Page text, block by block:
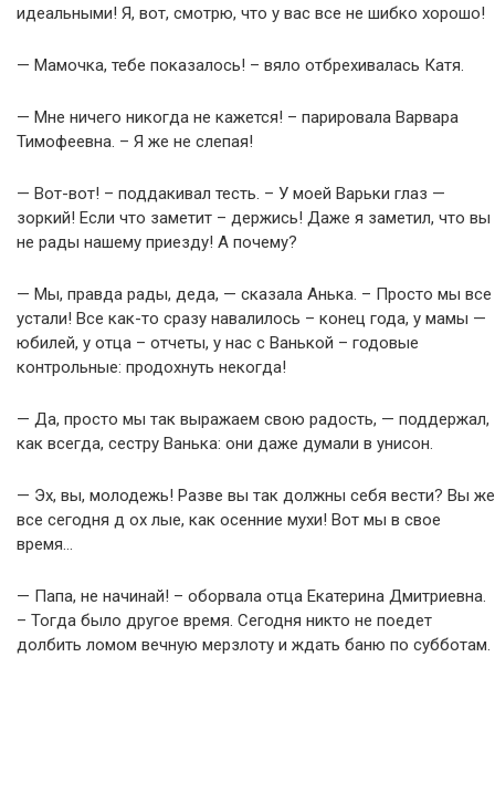
идеальными! Я, вот, смотрю, что у вас все не шибко хорошо!
— Мамочка, тебе показалось! – вяло отбрехивалась Катя.
— Мне ничего никогда не кажется! – парировала Варвара
Тимофеевна. – Я же не слепая!
— Вот-вот! – поддакивал тесть. – У моей Варьки глаз —
зоркий! Если что заметит – держись! Даже я заметил, что вы
не рады нашему приезду! А почему?
— Мы, правда рады, деда, — сказала Анька. – Просто мы все
устали! Все как-то сразу навалилось – конец года, у мамы —
юбилей, у отца – отчеты, у нас с Ванькой – годовые
контрольные: продохнуть некогда!
— Да, просто мы так выражаем свою радость, — поддержал,
как всегда, сестру Ванька: они даже думали в унисон.
— Эх, вы, молодежь! Разве вы так должны себя вести? Вы же
все сегодня д ох лые, как осенние мухи! Вот мы в свое
время…
— Папа, не начинай! – оборвала отца Екатерина Дмитриевна.
– Тогда было другое время. Сегодня никто не поедет
долбить ломом вечную мерзлоту и ждать баню по субботам.